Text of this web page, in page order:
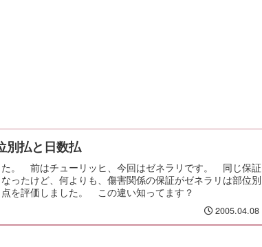
別払と日数払
た。 前はチューリッヒ、今回はゼネラリです。 同じ保証
ったけど、何よりも、傷害関係の保証がゼネラリは部位別
を評価しました。 この違い知ってます？
2005.04.08